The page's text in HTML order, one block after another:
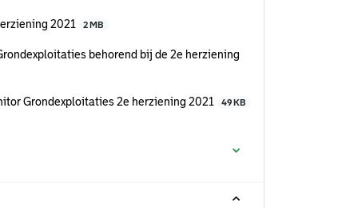
2021 2 MB
behorend bij de 2e herziening
Grondexploitaties 2e herziening 2021 49 KB